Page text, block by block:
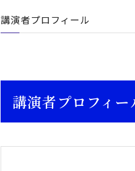
講演者プロフィール
講演者プロフィー